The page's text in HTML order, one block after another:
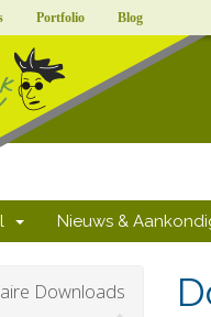
Portfolio Blog
Nieuws &
Downloads